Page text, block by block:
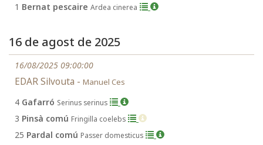
1 Bernat pescaire Ardea cinerea
16 de agost de 2025
16/08/2025 09:00:00
EDAR Silvouta - Manuel Ces
4 Gafarró Serinus serinus
3 Pinsà comú Fringilla coelebs
25 Pardal comú Passer domesticus